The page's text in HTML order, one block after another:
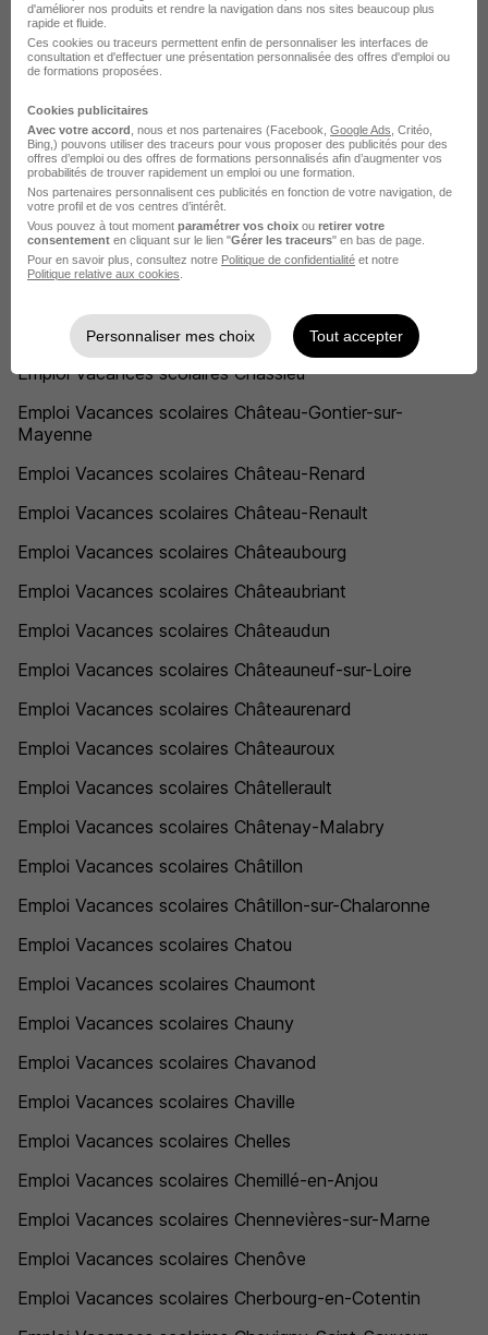
Emploi Vacances scolaires Chantonnay
Emploi Vacances scolaires Chanverrie
Emploi Vacances scolaires Charenton-le-Pont
Emploi Vacances scolaires Charleville-Mézières
Emploi Vacances scolaires Charlieu
Emploi Vacances scolaires Chartres
Emploi Vacances scolaires Chasseneuil-du-Poitou
Emploi Vacances scolaires Chassieu
Emploi Vacances scolaires Château-Gontier-sur-
Mayenne
Emploi Vacances scolaires Château-Renard
Emploi Vacances scolaires Château-Renault
Emploi Vacances scolaires Châteaubourg
Emploi Vacances scolaires Châteaubriant
Emploi Vacances scolaires Châteaudun
Emploi Vacances scolaires Châteauneuf-sur-Loire
Emploi Vacances scolaires Châteaurenard
Emploi Vacances scolaires Châteauroux
Emploi Vacances scolaires Châtellerault
Emploi Vacances scolaires Châtenay-Malabry
Emploi Vacances scolaires Châtillon
Emploi Vacances scolaires Châtillon-sur-Chalaronne
Emploi Vacances scolaires Chatou
Emploi Vacances scolaires Chaumont
Emploi Vacances scolaires Chauny
Emploi Vacances scolaires Chavanod
Emploi Vacances scolaires Chaville
Emploi Vacances scolaires Chelles
Emploi Vacances scolaires Chemillé-en-Anjou
Emploi Vacances scolaires Chennevières-sur-Marne
Emploi Vacances scolaires Chenôve
Emploi Vacances scolaires Cherbourg-en-Cotentin
d'améliorer nos produits et rendre la navigation dans nos sites beaucoup plus
rapide et fluide.
Ces cookies ou traceurs permettent enfin de personnaliser les interfaces de
consultation et d'effectuer une présentation personnalisée des offres d'emploi ou
de formations proposées.
Cookies publicitaires
Avec votre accord , nous et nos partenaires (Facebook, Google Ads , Critéo,
Bing,) pouvons utiliser des traceurs pour vous proposer des publicités pour des
offres d’emploi ou des offres de formations personnalisés afin d’augmenter vos
probabilités de trouver rapidement un emploi ou une formation.
Nos partenaires personnalisent ces publicités en fonction de votre navigation, de
votre profil et de vos centres d’intérêt.
Vous pouvez à tout moment paramétrer vos choix ou retirer votre
consentement en cliquant sur le lien "Gérer les traceurs" en bas de page.
Pour en savoir plus, consultez notre Politique de confidentialité et notre
Politique relative aux cookies
Personnaliser mes choix Tout accepter